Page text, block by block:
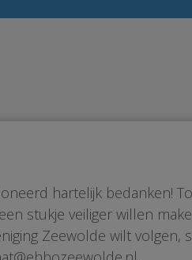
hartelijk bedanken!
stukje veiliger willen
Zeewolde wilt volgen,